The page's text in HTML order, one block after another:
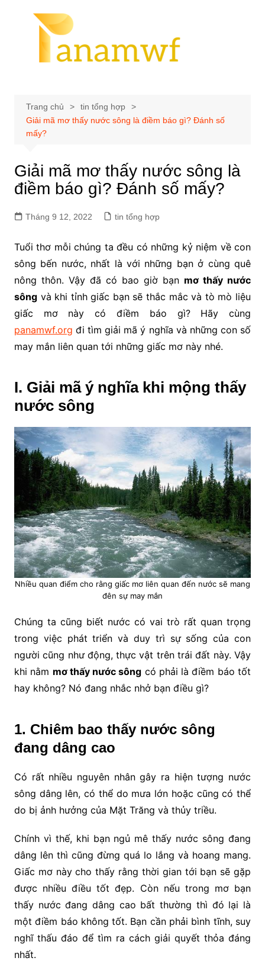
Trang chủ
tin tổng hợp
Giải mã mơ thấy nước sông là điềm báo gì? Đánh số
mấy?
Giải mã mơ thấy nước sông là
điềm báo gì? Đánh số mấy?
Tháng 9 12, 2022 tin tổng hợp
Tuổi thơ mỗi chúng ta đều có những kỷ niệm về con
sông bến nước, nhất là với những bạn ở cùng quê
nông thôn. Vậy đã có bao giờ bạn mơ thấy nước
sôngvà khi tỉnh giấc bạn sẽ thắc mắc và tò mò liệu
giấc mơ này có điềm báo gì? Hãy cùng
panamwf.org đi tìm giải mã ý nghĩa và những con số
may mắn liên quan tới những giấc mơ này nhé.
I. Giải mã ý nghĩa khi mộng thấy
nước sông
Nhiều quan điểm cho rằng giấc mơ liên quan đến nước sẽ mang
đên sự may mắn
Chúng ta cũng biết nước có vai trò rất quan trọng
trong việc phát triển và duy trì sự sống của con
người cũng như động, thực vật trên trái đất này. Vậy
khi nằm mơ thấy nước sông có phải là điềm báo tốt
hay không? Nó đang nhắc nhở bạn điều gì?
1. Chiêm bao thấy nước sông
đang dâng cao
Có rất nhiều nguyên nhân gây ra hiện tượng nước
sông dâng lên, có thể do mưa lớn hoặc cũng có thể
do bị ảnh hưởng của Mặt Trăng và thủy triều.
Chính vì thế, khi bạn ngủ mê thấy nước sông đang
dâng lên thì cũng đừng quá lo lắng và hoang mang.
Giấc mơ này cho thấy rằng thời gian tới bạn sẽ gặp
được nhiều điều tốt đẹp. Còn nếu trong mơ bạn
thấy nước đang dâng cao bất thường thì đó lại là
một điềm báo không tốt. Bạn cần phải bình tĩnh, suy
nghĩ thấu đáo để tìm ra cách giải quyết thỏa đáng
nhất.